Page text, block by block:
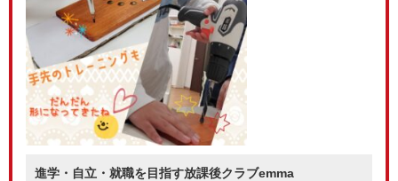
進学・自立・就職を目指す放課後クラブemma